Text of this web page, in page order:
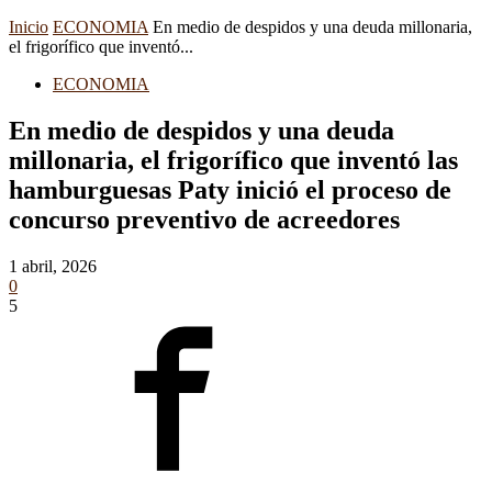
Inicio ECONOMIA En medio de despidos y una deuda millonaria,
el frigorífico que inventó...
ECONOMIA
En medio de despidos y una deuda
millonaria, el frigorífico que inventó las
hamburguesas Paty inició el proceso de
concurso preventivo de acreedores
1 abril, 2026
0
5